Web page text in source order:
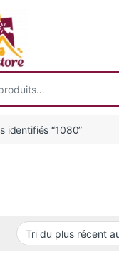
identifiés “1080”
Trié du plus récent au plus